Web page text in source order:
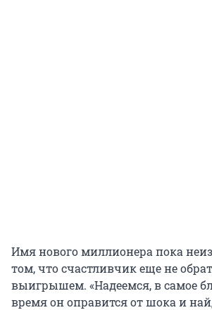
Имя нового миллионера пока
том, что счастливчик еще не
выигрышем. «Надеемся, в самое
время он оправится от шока и